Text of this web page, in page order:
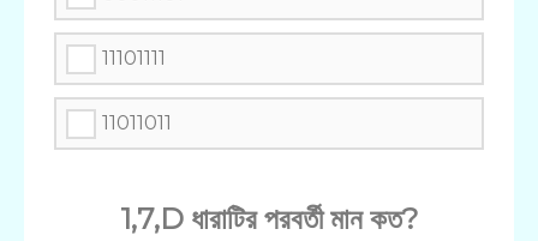
11101111
11011011
1,7,D ধারাটির পরবর্তী মান কত?